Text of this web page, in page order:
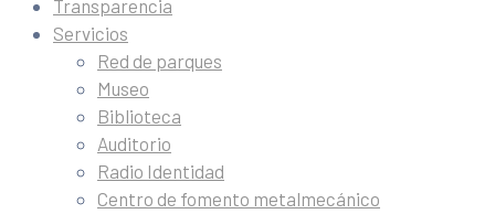
Transparencia
Servicios
Red de parques
Museo
Biblioteca
Auditorio
Radio Identidad
Centro de fomento metalmecánico